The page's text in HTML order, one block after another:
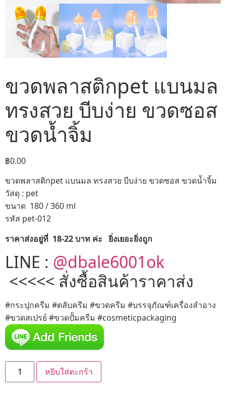
ขวดพลาสติกpet แบนมล
ทรงสวย บีบง่าย ขวดซอส
ขวดน้ำจิ้ม
฿0.00
ขวดพลาสติกpet แบนมล ทรงสวย บีบง่าย ขวดซอส ขวดน้ำจิ้ม
วัสดุ : pet
ขนาด 180 / 360 ml
รหัส pet-012
ราคาส่งอยู่ที่ 18-22 บาท ค่ะ ยิ่งเยอะยิ่งถูก
LINE : @dbale6001ok
<<<<< สั่งซื้อสินค้าราคาส่ง
#กระปุกครีม #ตลับครีม #ขวดครีม #บรรจุภัณฑ์เครื่องสำอาง
#ขวดสเปรย์ #ขวดปั้มครีม #cosmeticpackaging
หยิบใส่ตะกร้า